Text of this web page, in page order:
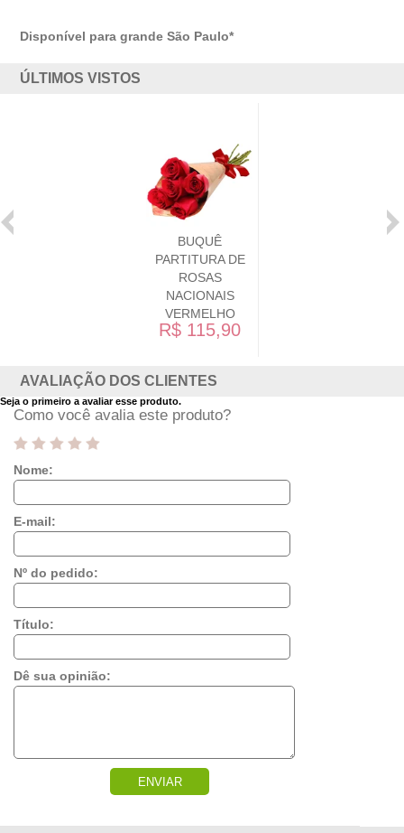
Disponível para grande São Paulo*
ÚLTIMOS VISTOS
BUQUÊ
PARTITURA DE
ROSAS
NACIONAIS
VERMELHO
R$ 115,90
AVALIAÇÃO DOS CLIENTES
Seja o primeiro a avaliar esse produto.
Como você avalia este produto?
Nome:
E-mail:
Nº do pedido:
Título:
Dê sua opinião:
ENVIAR